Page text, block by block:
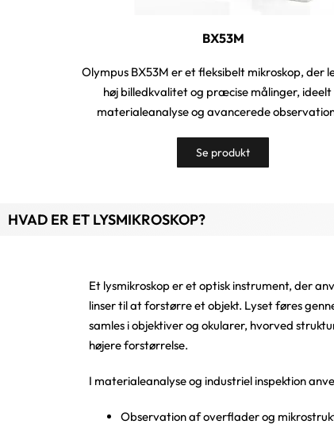
BX53M
Olympus BX53M er et fleksibelt mikroskop, der
høj billedkvalitet og præcise målinger,
materialeanalyse og avancerede
Se produkt
HVAD ER ET LYSMIKROSKOP?
Et lysmikroskop er et optisk instrument, der
linser til at forstørre et objekt. Lyset føres
samles i objektiver og okularer, hvorved
højere forstørrelse.
I materialeanalyse og industriel inspektion
Observation af overflader og